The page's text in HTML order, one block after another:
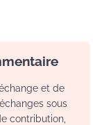
et de
sous
contribution,